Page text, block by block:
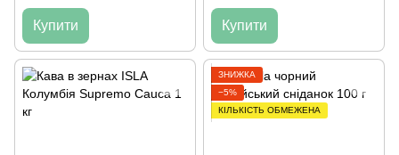
Купити Купити
ЗНИЖКА
−5%
КІЛЬКІСТЬ ОБМЕЖЕНА